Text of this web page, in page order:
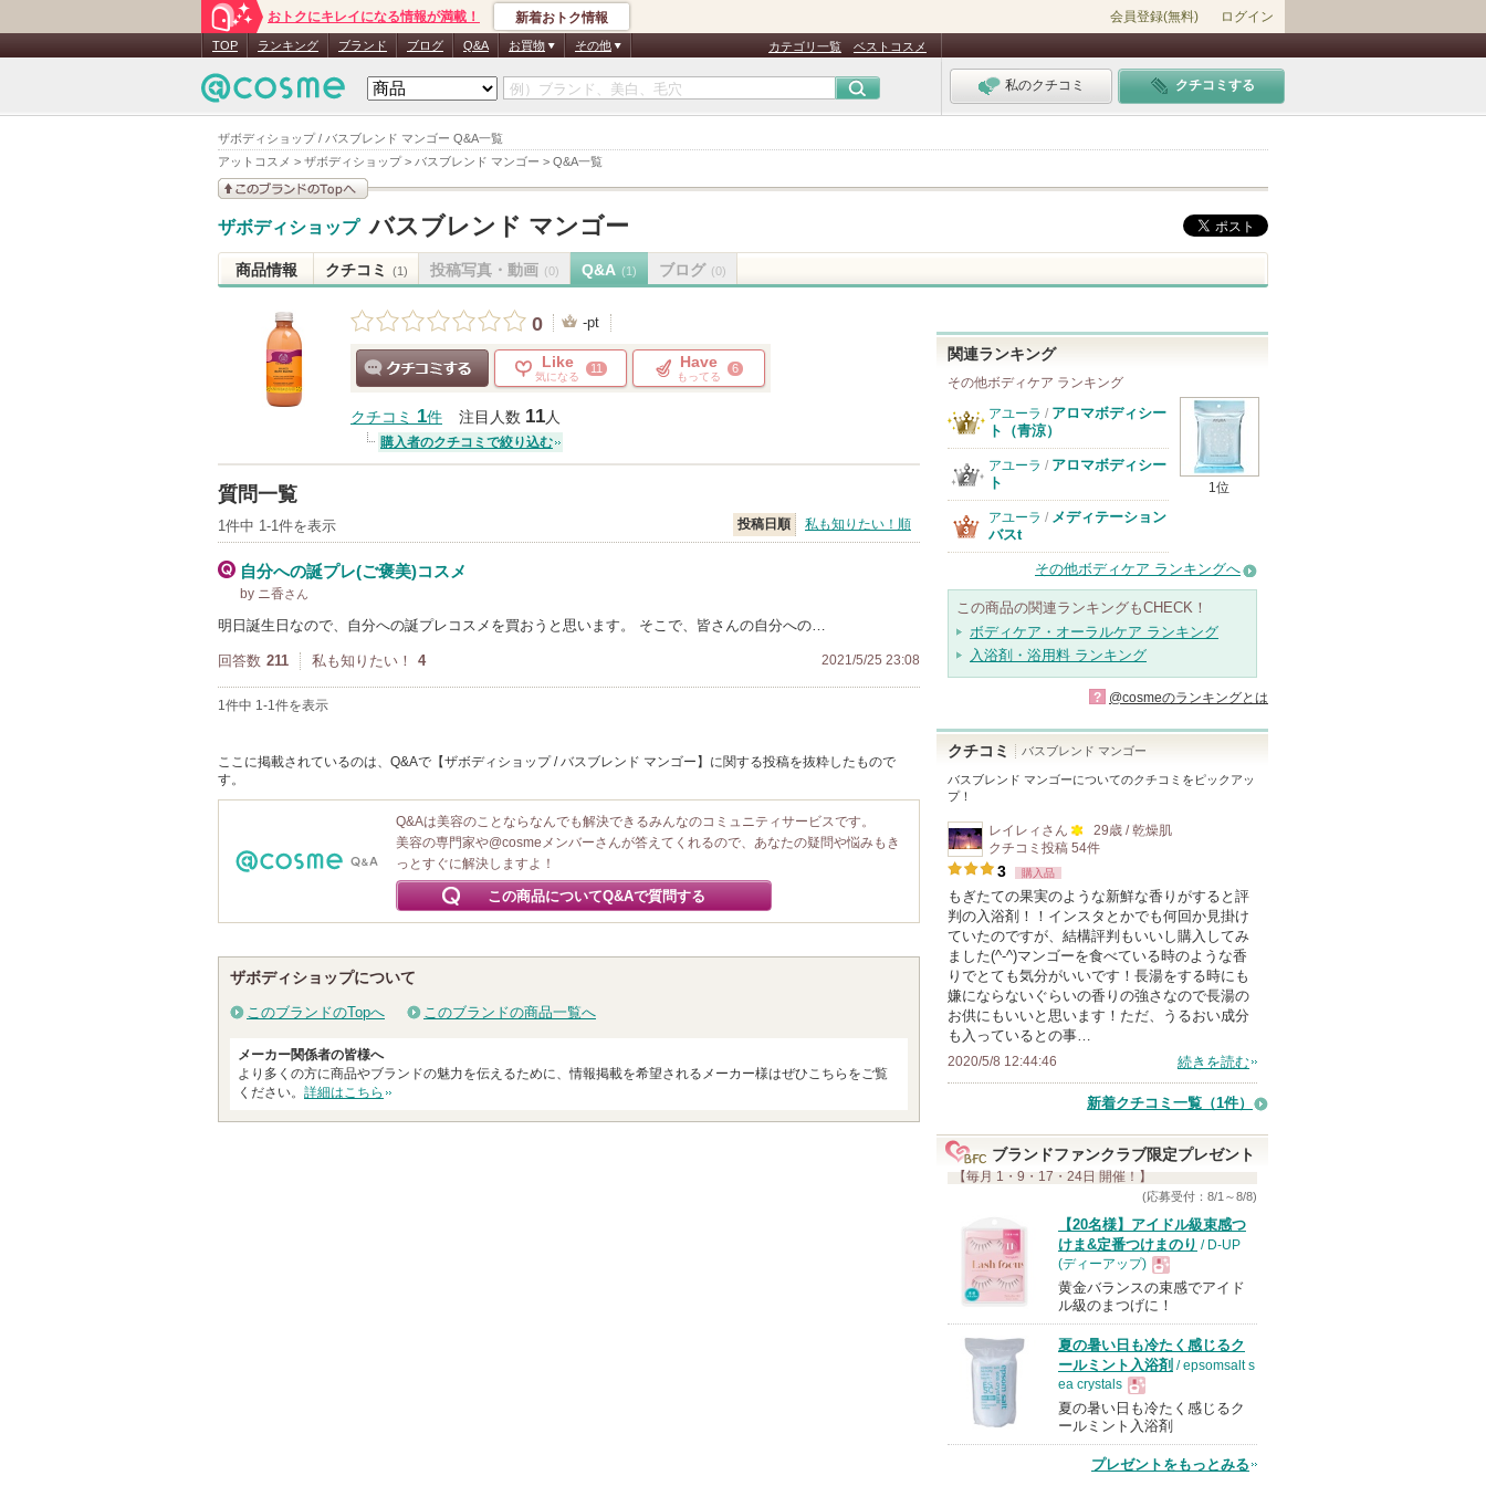
ザボディショップ / バスブレンド マンゴー Q&A一覧
アットコスメ > ザボディショップ> バスブレンド マンゴー > Q&A一覧
おトクにキレイになる情報が満載！ 新着おトク情報 会員登録(無料) ログイン
TOP ランキング ブランド ブログ Q&A お買物 その他 カテゴリ一覧 ベストコスメ
私のクチコミ クチコミする
見る
ザボディショップ バスブレンド マンゴー
商品情報 クチコミ (1) 投稿写真・動画 (0) Q&A (1) ブログ (0)
0 -pt
Like
気になる
11 Have
もってる
6
クチコミ 1件 注目人数 11人
購入者のクチコミで絞り込む
質問一覧
1件中 1-1件を表示 投稿日順 私も知りたい！順
自分への誕プレ(ご褒美)コスメ
by ニ香さん
明日誕生日なので、自分への誕プレコスメを買おうと思います。 そこで、皆さんの自分への…
回答数 211 私も知りたい！ 4 2021/5/25 23:08
1件中 1-1件を表示
ここに掲載されているのは、Q&Aで【ザボディショップ / バスブレンド マンゴー】に関する投稿を抜粋したもので
す。
Q&Aは美容のことならなんでも解決できるみんなのコミュニティサービスです。
美容の専門家や@cosmeメンバーさんが答えてくれるので、あなたの疑問や悩みもき
っとすぐに解決しますよ！
この商品についてQ&Aで質問する
ザボディショップについて
このブランドのTopへ このブランドの商品一覧へ
メーカー関係者の皆様へ
より多くの方に商品やブランドの魅力を伝えるために、情報掲載を希望されるメーカー様はぜひこちらをご覧
ください。 詳細はこちら
関連ランキング
その他ボディケア ランキング
1位
アユーラ / アロマボディシー
ト（青涼）
アユーラ / アロマボディシー
ト
アユーラ / メディテーション
バスt
その他ボディケア ランキングへ
この商品の関連ランキングもCHECK！
ボディケア・オーラルケア ランキング
入浴剤・浴用料 ランキング
? @cosmeのランキングとは
クチコミ バスブレンド マンゴー
バスブレンド マンゴーについてのクチコミをピックアッ
プ！
レイレィ さん
100
以
上
の
メ
ン
バ
に
気
に
り
登
録
さ
れ
て
い
ま
す
29歳 / 乾燥肌
クチコミ投稿 54件
3 購入品
もぎたての果実のような新鮮な香りがすると評
判の入浴剤！！インスタとかでも何回か見掛け
ていたのですが、結構評判もいいし購入してみ
ました(^-^)マンゴーを食べている時のような香
りでとても気分がいいです！長湯をする時にも
嫌にならないぐらいの香りの強さなので長湯の
お供にもいいと思います！ただ、うるおい成分
も入っているとの事…
2020/5/8 12:44:46 続きを読む
新着クチコミ一覧 （1件）
ブランドファンクラブ限定プレゼント
【毎月 1・9・17・24日 開催！】
(応募受付：8/1～8/8)
【20名様】アイドル級束感つ
けま&定番つけまのり / D-UP
(ディーアップ)
現
品
黄金バランスの束感でアイド
ル級のまつげに！
夏の暑い日も冷たく感じるク
ールミント入浴剤 / epsomsalt s
ea crystals
現
品
夏の暑い日も冷たく感じるク
ールミント入浴剤
プレゼントをもっとみる